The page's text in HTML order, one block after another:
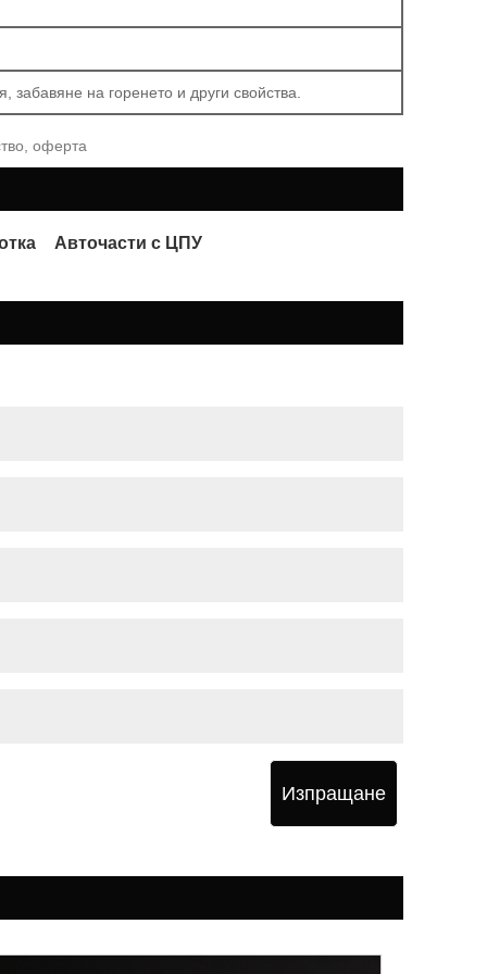
на горенето и други свойства.
оферта
Авточасти с ЦПУ
Изпращане